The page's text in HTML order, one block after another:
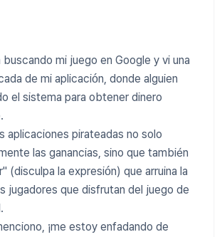
mi juego en Google y vi una
de mi aplicación, donde alguien
el sistema para obtener dinero
aplicaciones pirateadas no solo
las ganancias, sino que también
(disculpa la expresión) que arruina la
jugadores que disfrutan del juego de
¡me estoy enfadando de